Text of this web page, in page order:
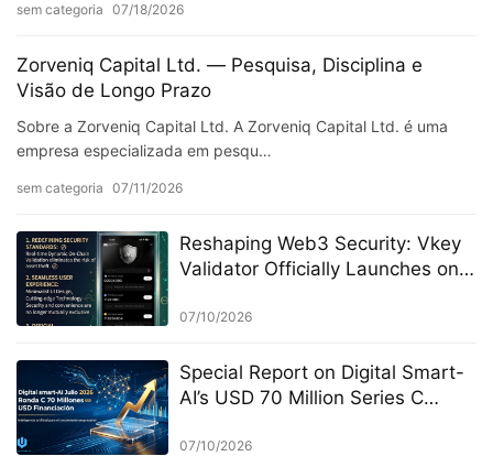
sem categoria 07/18/2026
Zorveniq Capital Ltd. — Pesquisa, Disciplina e
Visão de Longo Prazo
Sobre a Zorveniq Capital Ltd. A Zorveniq Capital Ltd. é uma
empresa especializada em pesqu…
sem categoria 07/11/2026
Reshaping Web3 Security: Vkey
Validator Officially Launches on
Era of Digital Asset Protection
07/10/2026
Special Report on Digital Smart-
AI’s USD 70 Million Series C
2026
07/10/2026